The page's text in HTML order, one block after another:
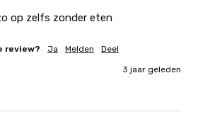
op zelfs zonder eten
review? Ja Melden Deel
3 jaar geleden